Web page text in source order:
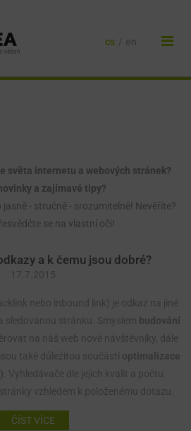
cs
světa internetu a webových stránek?
a zajímavé tipy?
- stručně - srozumitelně! Nevěříte?
se na vlastní oči!
a k čemu jsou dobré?
17.7.2015
nebo inbound link) je odkaz na jiné
sledovanou stránku. Smyslem budování
na náš web nové návštěvníky, dále
také důležitou součástí optimalizace
. Vyhledávače dle jejich kvalit a počtu
vzhledem k položenému dotazu.
ČÍST VÍCE